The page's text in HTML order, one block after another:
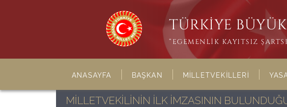
TÜRKİYE
“EGEMENLİK KAYITSIZ
ANASAYFA BAŞKAN MİLLETVEKİLLERİ
MİLLETVEKİLİNİN İLK İMZASININ